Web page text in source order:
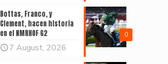
0
Bottas, Franco, y
Clement, hacen historia
en el NMRHOF G2
7 August, 2026